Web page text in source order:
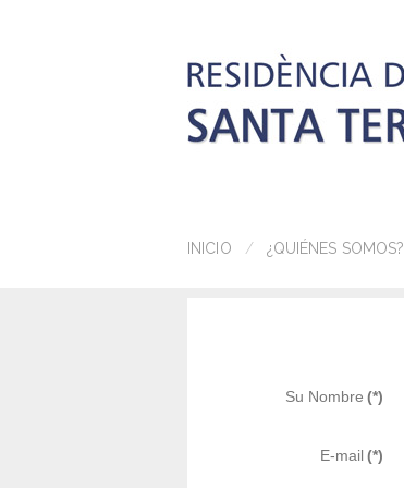
INICIO ¿QUIÉNES SOMOS?
Su Nombre (*)
E-mail(*)